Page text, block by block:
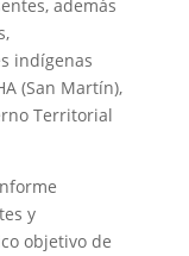
además
indígenas
(San Martín),
Territorial
y
objetivo de